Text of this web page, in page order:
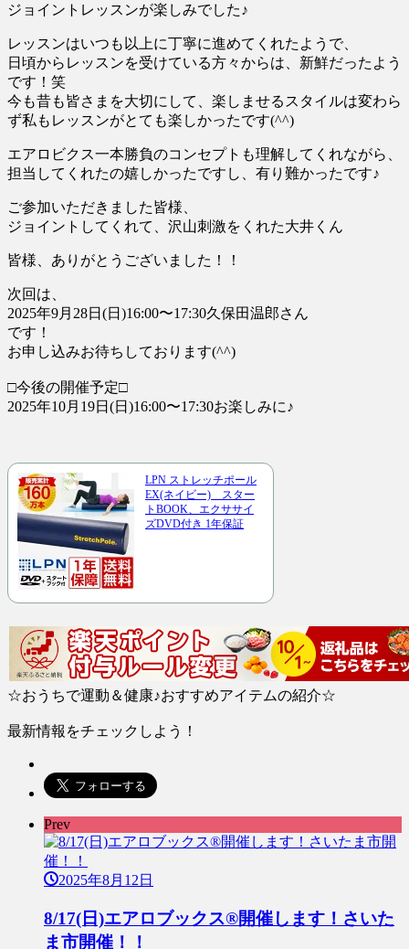
ジョイントレッスンが楽しみでした♪
レッスンはいつも以上に丁寧に進めてくれたようで、
日頃からレッスンを受けている方々からは、新鮮だったよう
です！笑
今も昔も皆さまを大切にして、楽しませるスタイルは変わら
ず私もレッスンがとても楽しかったです(^^)
エアロビクス一本勝負のコンセプトも理解してくれながら、
担当してくれたの嬉しかったですし、有り難かったです♪
ご参加いただきました皆様、
ジョイントしてくれて、沢山刺激をくれた大井くん
皆様、ありがとうございました！！
次回は、
2025年9月28日(日)16:00〜17:30久保田温郎さん
です！
お申し込みお待ちしております(^^)
□今後の開催予定□
2025年10月19日(日)16:00〜17:30お楽しみに♪
LPN ストレッチポール
EX(ネイビー) スター
トBOOK、エクササイ
ズDVD付き 1年保証
☆おうちで運動＆健康♪おすすめアイテムの紹介☆
最新情報をチェックしよう！
Prev
2025年8月12日
8/17(日)エアロブックス®︎開催します！さいた
ま市開催！！